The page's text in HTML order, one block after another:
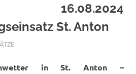
St. Anton
SCHUCHTER
in St. Anton –